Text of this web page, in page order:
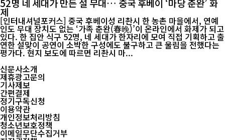
52명 네 세대가 만든 설 무대… 중국 후베이 ‘마당 춘완’ 화
제
[인터내셔널포커스] 중국 후베이성 리촨시 한 농촌 마을에서, 연예
인도 무대 장치도 없는 ‘가족 춘완(春晚)’이 온라인에서 화제가 되고
있다. 한 집안 식구 52명, 네 세대가 한자리에 모여 직접 기획하고 출
연한 설맞이 공연이 소박한 구성에도 불구하고 큰 울림을 전했다는
평가다. 현지 보도에 따르면 리촨시 마...
신문사소개
제휴광고문의
기사제보
간편결제
정기구독신청
이용약관
개인정보처리방침
청소년보호정책
이메일무단수집거부